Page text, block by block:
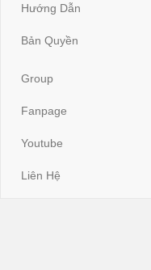
Hướng Dẫn
Bản Quyền
Group
Fanpage
Youtube
Liên Hệ